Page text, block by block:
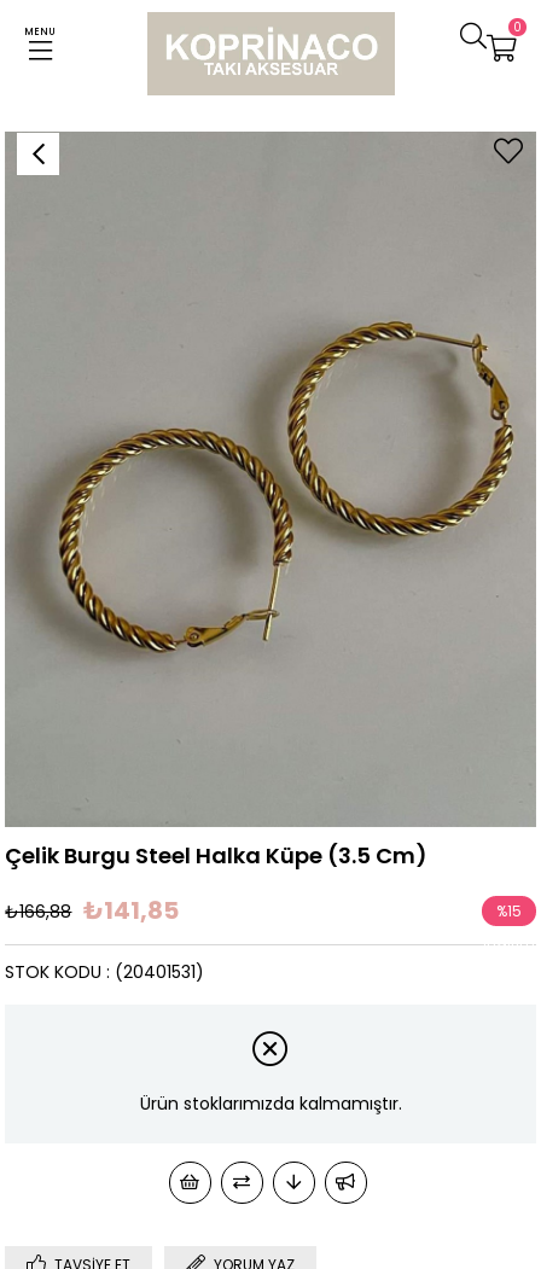
MENU 0
Küpeler Çelik Burgu Steel Halka Küpe (3.5 Cm)
Çelik Burgu Steel Halka Küpe (3.5 Cm)
₺166,88 ₺141,85 %15
İndirim
(20401531)
STOK KODU
Ürün stoklarımızda kalmamıştır.
TAVSIYE ET YORUM YAZ